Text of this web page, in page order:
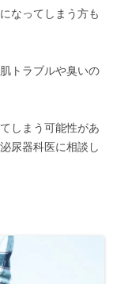
なってしまう方も
トラブルや臭いの
しまう可能性があ
尿器科医に相談し